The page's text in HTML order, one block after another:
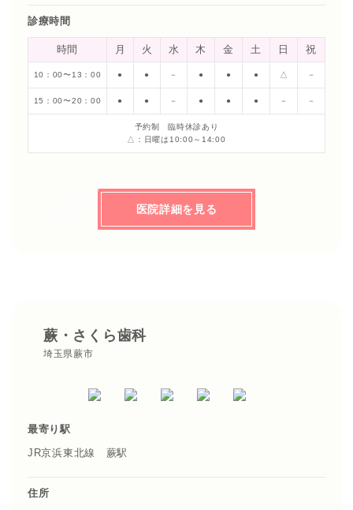
診療時間
時間 月 火 水 木 金 土 日 祝
10：00〜13：00 ● ● － ● ● ● △ －
15：00〜20：00 ● ● － ● ● ● － －
予約制 臨時休診あり
△：日曜は10:00～14:00
医院詳細を見る
蕨・さくら歯科
埼玉県蕨市
最寄り駅
JR京浜東北線 蕨駅
住所